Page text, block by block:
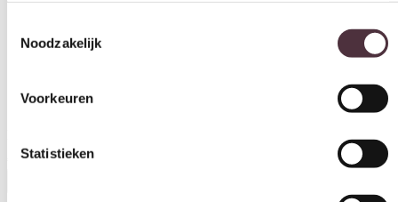
Noodzakelijk
Voorkeuren
Statistieken
2.976,00